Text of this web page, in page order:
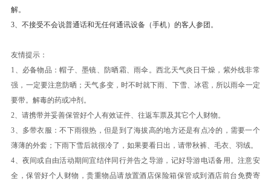
后前往参观【野马古生态园】
集硅化木园、陨石园等为一体的古生态园-白垩纪
时期的西域大地，苏铁和蕨类植物针叶树繁盛，恐
龙出没。一个山崩地裂的暗夜，让森林倾覆、恐龙
消失。 亿万年后，这片森林又重现大地。现在，
它们静静的伫立在新疆古生态园，形成原生态硅化
木群。 特色2园中收藏富有新疆特色和历史价值的
物品- 特色3汗血宝马展示训练地。 特色4汇集国
解。
3、不接受不会说普通话和无任何通讯设备（手机）的客人参团。
友情提示：
1、必备物品：帽子、墨镜、防晒霜、雨伞。西北天气炎日干燥，紫外线非常
强，一定要注意防晒；天气多变，时不时就下雨、下雪、冰雹，所以雨伞一定
要带。解毒的药或冲剂。
2、请携带并妥善保管好个人有效证件、往返车票及其它个人财物。
3、多带衣服：不下雨很热，但是到了海拔高的地方还是有点冷的，需要一个
薄薄的外套；下雨下雪后就很冷了，如果要看日出，请带秋裤、毛衣、羽绒。
4、夜间或自由活动期间宜结伴同行并告之导游，记好导游电话备用。注意安
全，保管好个人财物，贵重物品请放置酒店保险箱保管或到酒店前台免费寄